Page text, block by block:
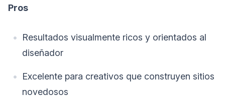
Pros
Resultados visualmente ricos y orientados al
diseñador
Excelente para creativos que construyen sitios
novedosos